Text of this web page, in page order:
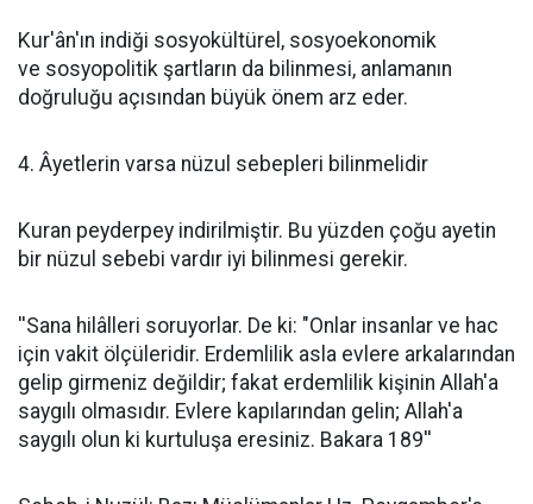
Kur'ân'ın indiği sosyokültürel, sosyoekonomik
ve sosyopolitik şartların da bilinmesi, anlamanın
doğruluğu açısından büyük önem arz eder.
4. Âyetlerin varsa nüzul sebepleri bilinmelidir
Kuran peyderpey indirilmiştir. Bu yüzden çoğu ayetin
bir nüzul sebebi vardır iyi bilinmesi gerekir.
''Sana hilâlleri soruyorlar. De ki: "Onlar insanlar ve hac
için vakit ölçüleridir. Erdemlilik asla evlere arkalarından
gelip girmeniz değildir; fakat erdemlilik kişinin Allah'a
saygılı olmasıdır. Evlere kapılarından gelin; Allah'a
saygılı olun ki kurtuluşa eresiniz. Bakara 189''